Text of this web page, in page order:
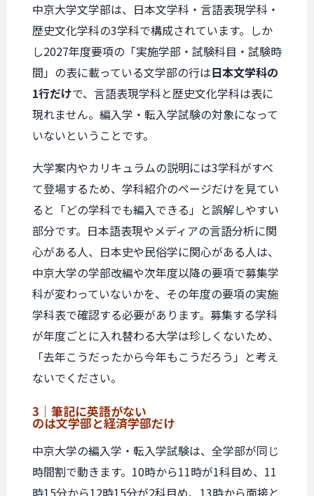
中京大学文学部は、日本文学科・言語表現学科・
歴史文化学科の3学科で構成されています。しか
し2027年度要項の「実施学部・試験科目・試験時
間」の表に載っている文学部の行は日本文学科の
1行だけで、言語表現学科と歴史文化学科は表に
現れません。編入学・転入学試験の対象になって
いないということです。
大学案内やカリキュラムの説明には3学科がすべ
て登場するため、学科紹介のページだけを見てい
ると「どの学科でも編入できる」と誤解しやすい
部分です。日本語表現やメディアの言語分析に関
心がある人、日本史や民俗学に関心がある人は、
中京大学の学部改編や次年度以降の要項で募集学
科が変わっていないかを、その年度の要項の実施
学科表で確認する必要があります。募集する学科
が年度ごとに入れ替わる大学は珍しくないため、
「去年こうだったから今年もこうだろう」と考え
ないでください。
3｜筆記に英語がない
のは文学部と経済学部だけ
中京大学の編入学・転入学試験は、全学部が同じ
時間割で動きます。10時から11時が1科目め、11
時15分から12時15分が2科目め、13時から面接と